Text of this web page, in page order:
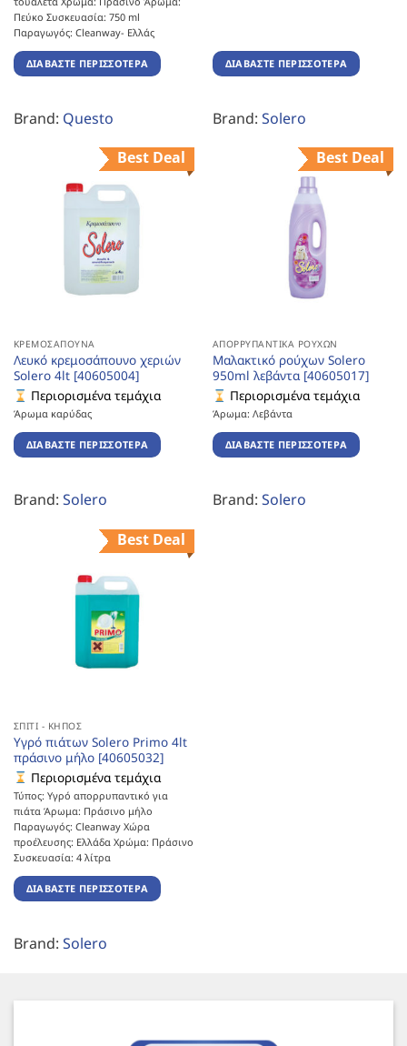
Πεύκο Συσκευασία: 750 ml
Παραγωγός: Cleanway- Ελλάς
ΔΙΑΒΆΣΤΕ ΠΕΡΙΣΣΌΤΕΡΑ
Brand: Questo
ΔΙΑΒΆΣΤΕ ΠΕΡΙΣΣΌΤΕΡΑ
Brand: Solero
Best Deal
ΚΡΕΜΟΣΆΠΟΥΝΑ
Λευκό κρεμοσάπουνο χεριών
Solero 4lt [40605004]
Περιορισμένα τεμάχια
Άρωμα καρύδας
ΔΙΑΒΆΣΤΕ ΠΕΡΙΣΣΌΤΕΡΑ
Brand: Solero
Best Deal
ΑΠΟΡΡΥΠΑΝΤΙΚΆ ΡΟΎΧΩΝ
Μαλακτικό ρούχων Solero
950ml λεβάντα [40605017]
Περιορισμένα τεμάχια
Άρωμα: Λεβάντα
ΔΙΑΒΆΣΤΕ ΠΕΡΙΣΣΌΤΕΡΑ
Brand: Solero
Best Deal
ΣΠΊΤΙ - ΚΉΠΟΣ
Υγρό πιάτων Solero Primo 4lt
πράσινο μήλο [40605032]
Περιορισμένα τεμάχια
Τύπος: Υγρό απορρυπαντικό για
πιάτα Άρωμα: Πράσινο μήλο
Παραγωγός: Cleanway Χώρα
προέλευσης: Ελλάδα Χρώμα: Πράσινο
Συσκευασία: 4 λίτρα
ΔΙΑΒΆΣΤΕ ΠΕΡΙΣΣΌΤΕΡΑ
Brand: Solero